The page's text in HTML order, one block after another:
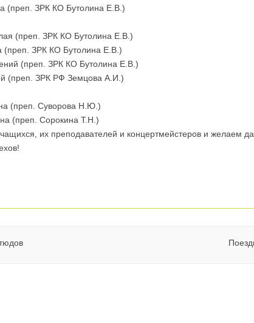
(преп. ЗРК КО Бутолина Е.В.)
(преп. ЗРК КО Бутолина Е.В.)
(преп. ЗРК КО Бутолина Е.В.)
(преп. ЗРК КО Бутолина Е.В.)
(преп. ЗРК РФ Земцова А.И.)
(преп. Суворова Н.Ю.)
(преп. Сорокина Т.Н.)
их преподавателей и концертмейстеров и желаем
записям